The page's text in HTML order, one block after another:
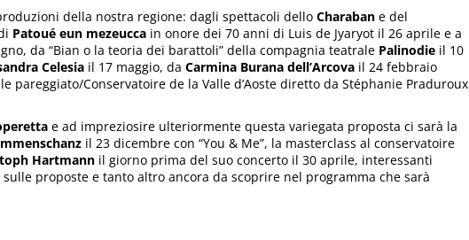
della nostra regione: dagli spettacoli dello Charaban e del
Patoué eun mezeucca in onore dei 70 anni di Luis de Jyaryot il 26 aprile e a
da “Bian o la teoria dei barattoli” della compagnia teatrale Palinodie il 10
Celesia il 17 maggio, da Carmina Burana dell’Arcova il 24 febbraio
pareggiato/Conservatoire de la Valle d’Aoste diretto da Stéphanie Praduroux
e ad impreziosire ulteriormente questa variegata proposta ci sarà la
il 23 dicembre con “You & Me”, la masterclass al conservatoire
Hartmann il giorno prima del suo concerto il 30 aprile, interessanti
proposte e tanto altro ancora da scoprire nel programma che sarà